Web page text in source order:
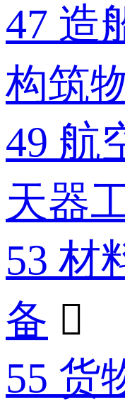
47 造
构筑
49 航
天器
53 材
备 
55 货